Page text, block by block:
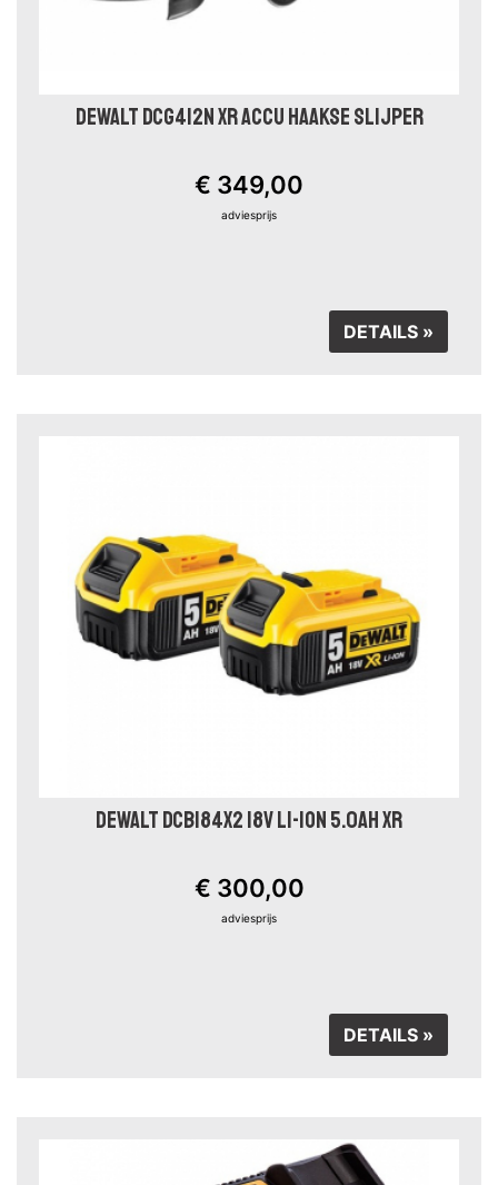
DEWALT DCG412N XR ACCU HAAKSE SLIJPER
€ 349,00
adviesprijs
DETAILS »
DEWALT DCB184X2 18V LI-ION 5.0AH XR
€ 300,00
adviesprijs
DETAILS »